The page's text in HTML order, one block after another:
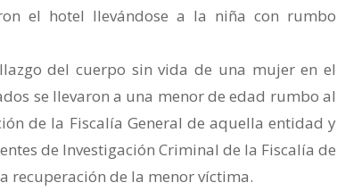
el hotel llevándose a la niña con rumbo
del cuerpo sin vida de una mujer en el
se llevaron a una menor de edad rumbo al
de la Fiscalía General de aquella entidad y
de Investigación Criminal de la Fiscalía de
recuperación de la menor víctima.